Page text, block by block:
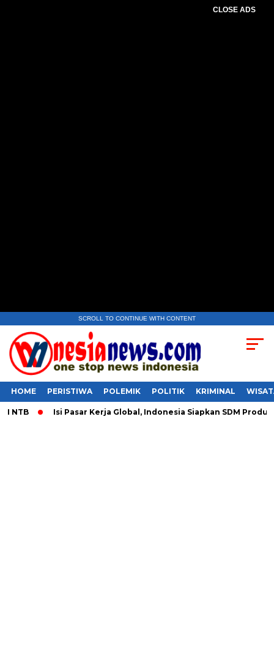
CLOSE ADS
SCROLL TO CONTINUE WITH CONTENT
HOME PERISTIWA POLEMIK POLITIK KRIMINAL
​Isi Pasar Kerja Global, Indonesia Siapkan SDM Produktif